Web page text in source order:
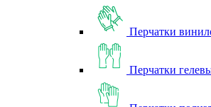
Перчатки
Перчатки